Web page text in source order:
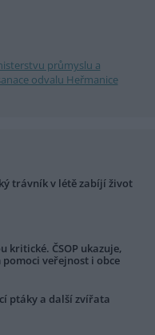
průmyslu a
odvalu Heřmanice
trávník v létě zabíjí život
kritické. ČSOP ukazuje,
veřejnost i obce
ptáky a další zvířata